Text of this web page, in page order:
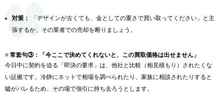
対策：
「デザインが古くても、金としての重さで買い取ってください」と主
張するか、その業者での売却を断りましょう。
常套句③：「今ここで決めてくれないと、この買取価格は出せません」
今日中に契約を迫る「即決の要求」は、他社と比較（相見積もり）されたくな
い証拠です。冷静にネットで相場を調べられたり、家族に相談されたりすると
嘘がバレるため、その場で強引に持ち去ろうとします。